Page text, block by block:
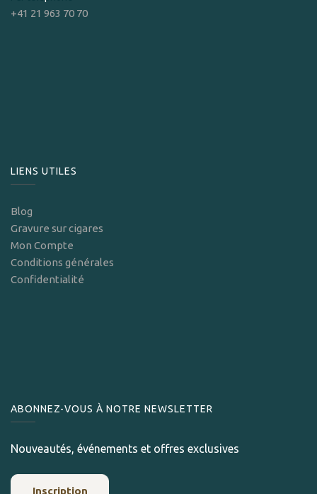
+41 21 963 70 70
LIENS UTILES
Blog
Gravure sur cigares
Mon Compte
Conditions générales
Confidentialité
ABONNEZ-VOUS À NOTRE NEWSLETTER
Nouveautés, événements et offres exclusives
Inscription